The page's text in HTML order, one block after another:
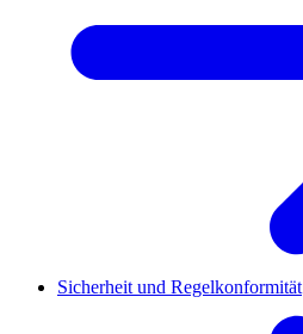
Sicherheit und Regelkonformität